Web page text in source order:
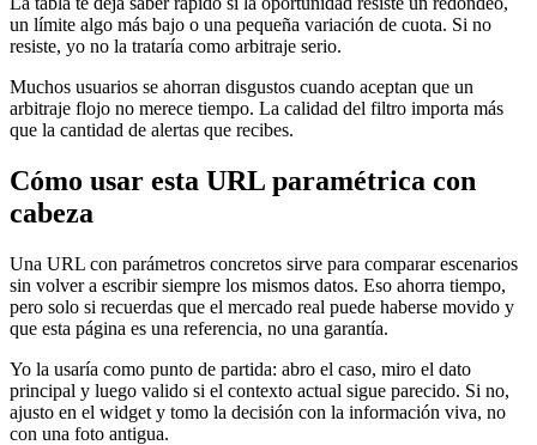
un límite algo más bajo o una pequeña variación de cuota. Si no
resiste, yo no la trataría como arbitraje serio.
Muchos usuarios se ahorran disgustos cuando aceptan que un
arbitraje flojo no merece tiempo. La calidad del filtro importa más
que la cantidad de alertas que recibes.
Cómo usar esta URL paramétrica con
cabeza
Una URL con parámetros concretos sirve para comparar escenarios
sin volver a escribir siempre los mismos datos. Eso ahorra tiempo,
pero solo si recuerdas que el mercado real puede haberse movido y
que esta página es una referencia, no una garantía.
Yo la usaría como punto de partida: abro el caso, miro el dato
principal y luego valido si el contexto actual sigue parecido. Si no,
ajusto en el widget y tomo la decisión con la información viva, no
con una foto antigua.